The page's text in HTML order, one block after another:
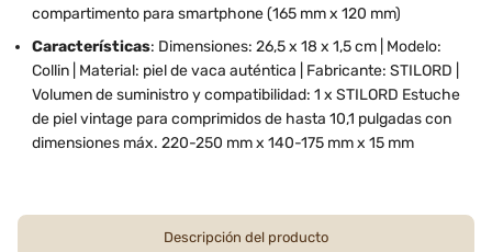
compartimento para smartphone (165 mm x 120 mm)
Características: Dimensiones: 26,5 x 18 x 1,5 cm | Modelo:
Collin | Material: piel de vaca auténtica | Fabricante: STILORD |
Volumen de suministro y compatibilidad: 1 x STILORD Estuche
de piel vintage para comprimidos de hasta 10,1 pulgadas con
dimensiones máx. 220-250 mm x 140-175 mm x 15 mm
Descripción del producto